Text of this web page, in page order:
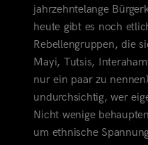
jahrzehntelange
heute gibt es noch
Rebellengruppen, die
Mayi, Tutsis,
nur ein paar zu
undurchsichtig, wer
Nicht wenige
um ethnische